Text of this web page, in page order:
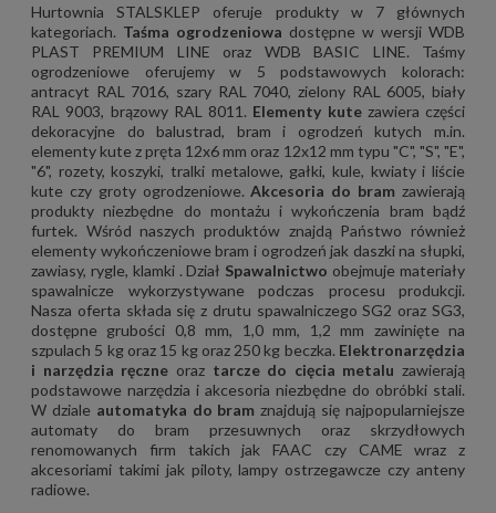
Hurtownia STALSKLEP oferuje produkty w 7 głównych
kategoriach. Taśma ogrodzeniowa dostępne w wersji WDB
PLAST PREMIUM LINE oraz WDB BASIC LINE. Taśmy
ogrodzeniowe oferujemy w 5 podstawowych kolorach:
antracyt RAL 7016, szary RAL 7040, zielony RAL 6005, biały
RAL 9003, brązowy RAL 8011. Elementy kutezawiera części
dekoracyjne do balustrad, bram i ogrodzeń kutych m.in.
elementy kute z pręta 12x6 mm oraz 12x12 mm typu "C", "S", "E",
"6", rozety, koszyki, tralki metalowe, gałki, kule, kwiaty i liście
kute czy groty ogrodzeniowe.Akcesoria do bram zawierają
produkty niezbędne do montażu i wykończenia bram bądź
furtek. Wśród naszych produktów znajdą Państwo również
elementy wykończeniowe bram i ogrodzeń jak daszki na słupki,
zawiasy, rygle, klamki . Dział Spawalnictwo obejmuje materiały
spawalnicze wykorzystywane podczas procesu produkcji.
Nasza oferta składa się z drutu spawalniczego SG2 oraz SG3,
dostępne grubości 0,8 mm, 1,0 mm, 1,2 mm zawinięte na
szpulach 5 kg oraz 15 kg oraz 250 kg beczka. Elektronarzędzia
i narzędzia ręczne oraz tarcze do cięcia metalu zawierają
podstawowe narzędzia i akcesoria niezbędne do obróbki stali.
W dziale automatyka do bram znajdują się najpopularniejsze
automaty do bram przesuwnych oraz skrzydłowych
renomowanych firm takich jak FAAC czy CAME wraz z
akcesoriami takimi jak piloty, lampy ostrzegawcze czy anteny
radiowe.